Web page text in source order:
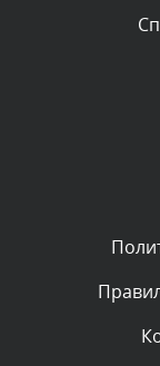
Текст